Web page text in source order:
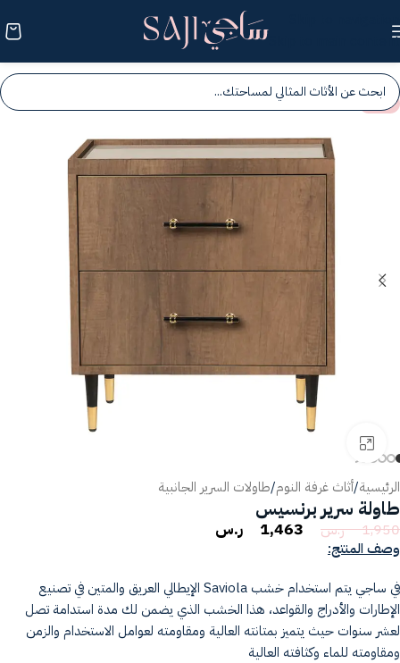
Skip to main content
-25%
الرئيسية/أثاث غرفة النوم/طاولات السرير الجانبية
طاولة سرير برنسيس
1,950 ر.س 1,463 ر.س
وصف المنتج:
في ساجي يتم استخدام خشب Saviola الإيطالي العريق والمتين في تصنيع
الإطارات والأدراج والقواعد، هذا الخشب الذي يضمن لك مدة استدامة تصل
لعشر سنوات حيث يتميز بمتانته العالية ومقاومته لعوامل الاستخدام والزمن
ومقاومته للماء وكثافته العالية